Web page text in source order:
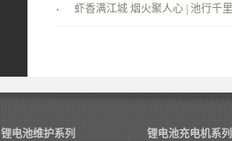
景！
虾香满江城 烟火聚人心 | 池行千
锂电池维护系列
锂电池充电机系列